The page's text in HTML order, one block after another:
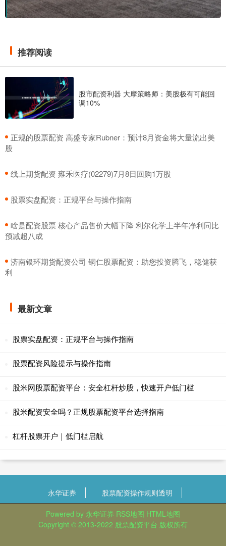
推荐阅读
股市配资利器 大摩策略师：美股极有可能回
调10%
​正规的股票配资 高盛专家Rubner：预计8月资金将大量流出美
股
​线上期货配资 雍禾医疗(02279)7月8日回购1万股
​股票实盘配资：正规平台与操作指南
​啥是配资股票 核心产品售价大幅下降 利尔化学上半年净利同比
预减超八成
​济南银环期货配资公司 铜仁股票配资：助您投资腾飞，稳健获
利
最新文章
股票实盘配资：正规平台与操作指南
股票配资风险提示与操作指南
股米网股票配资平台：安全杠杆炒股，快速开户低门槛
股米配资安全吗？正规股票配资平台选择指南
杠杆股票开户｜低门槛启航
永华证券 股票配资操作规则透明
Powered by 永华证券 RSS地图 HTML地图
Copyright © 2013-2022 股票配资平台 版权所有